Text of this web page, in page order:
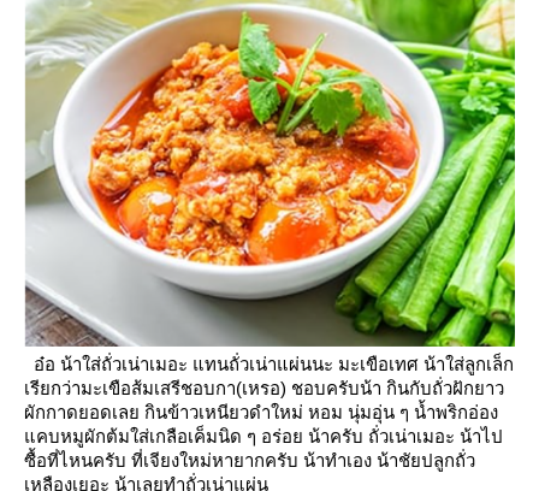
อ๋อ น้าใส่ถั่วเน่าเมอะ แทนถั่วเน่าแผ่นนะ มะเขือเทศ น้าใส่ลูกเล็ก
เรียกว่ามะเขือส้มเสรีชอบกา(เหรอ) ชอบครับน้า กินกับถั่วฝักยาว
ผักกาดยอดเล กินข้าวเหนียวดำใหม่ หอม นุ่มอุ่น ๆ น้ำพริกอ่อง
คบหมูผักต้มใส่เกลือเค็มนิด ๆ อร่อ น้าครับ ถั่วเน่าเมอะ น้าไป
ซื้อที่ไหนครับ ที่เจียงใหม่หายากครับ น้าทำเอง น้าชัยปลูกถั่ว
เหลืองเยอะ น้าเลยทำถั่วเน่าแผ่น